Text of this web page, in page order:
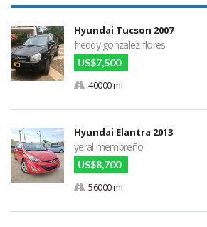
Hyundai Tucson 2007
freddy gonzalez flores
US$7,500
40000 mi
Hyundai Elantra 2013
yeral membreño
US$8,700
56000 mi